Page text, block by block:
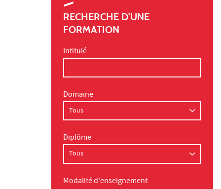
RECHERCHE D'UNE
FORMATION
Intitulé
Domaine
Diplôme
Modalité d'enseignement